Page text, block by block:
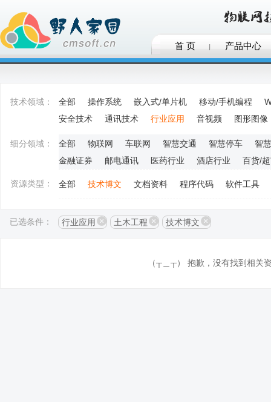
首 页 产品中心
技术领域： 全部 操作系统 嵌入式/单片机 移动/手机编程
安全技术
通讯技术 行业应用 音视频 图形图像
细分领域： 全部 物联网 车联网 智慧交通 智慧停车
智
金融证券
邮电通讯 医药行业 酒店行业 百货/
资源类型： 全部 技术博文 文档资料 程序代码 软件工具
已选条件： 行业应用 土木工程 技术博文
（┬＿┬） 抱歉，没有找到相关